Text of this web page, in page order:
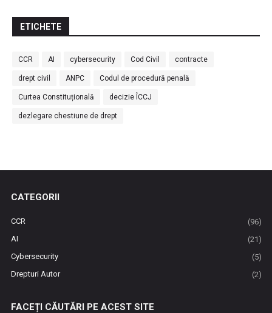
ETICHETE
CCR AI cybersecurity Cod Civil contracte
drept civil ANPC Codul de procedură penală
Curtea Constituțională decizie ÎCCJ
dezlegare chestiune de drept
CATEGORII
CCR
(96)
AI
(21)
Cybersecurity
(5)
Drepturi Autor
(2)
FACEȚI CĂUTĂRI PE ACEST SITE